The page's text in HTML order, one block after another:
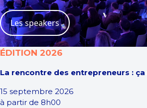
Les speakers
ÉDITION 2026
La rencontre des entrepreneurs : ça
15 septembre 2026
à partir de 8h00